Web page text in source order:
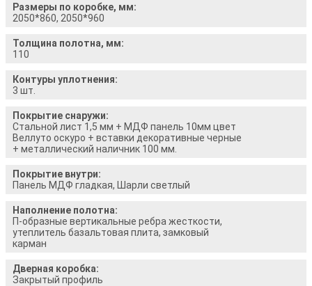
Размеры по коробке, мм:
2050*860, 2050*960
Толщина полотна, мм:
110
Контуры уплотнения:
3 шт.
Покрытие снаружи:
Стальной лист 1,5 мм + МДФ панель 10мм цвет
Веллуто оскуро + вставки декоративные черные
+ металлический наличник 100 мм.
Покрытие внутри:
Панель МДФ гладкая, Шарли светлый
Наполнение полотна:
П-образные вертикальные ребра жесткости,
утеплитель базальтовая плита, замковый
карман
Дверная коробка:
Закрытый профиль